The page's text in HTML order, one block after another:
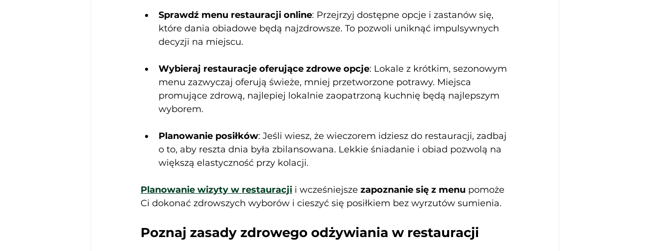
Sprawdź menu restauracji online: Przejrzyj dostępne opcje i zastanów się,
które dania obiadowe będą najzdrowsze. To pozwoli uniknąć impulsywnych
decyzji na miejscu.
Wybieraj restauracje oferujące zdrowe opcje: Lokale z krótkim, sezonowym
menu zazwyczaj oferują świeże, mniej przetworzone potrawy. Miejsca
promujące zdrową, najlepiej lokalnie zaopatrzoną kuchnię będą najlepszym
wyborem.
Planowanie posiłków: Jeśli wiesz, że wieczorem idziesz do restauracji, zadbaj
o to, aby reszta dnia była zbilansowana. Lekkie śniadanie i obiad pozwolą na
większą elastyczność przy kolacji.
Planowanie wizyty w restauracji i wcześniejsze zapoznanie się z menu pomoże
Ci dokonać zdrowszych wyborów i cieszyć się posiłkiem bez wyrzutów sumienia.
Poznaj zasady zdrowego odżywiania w restauracji